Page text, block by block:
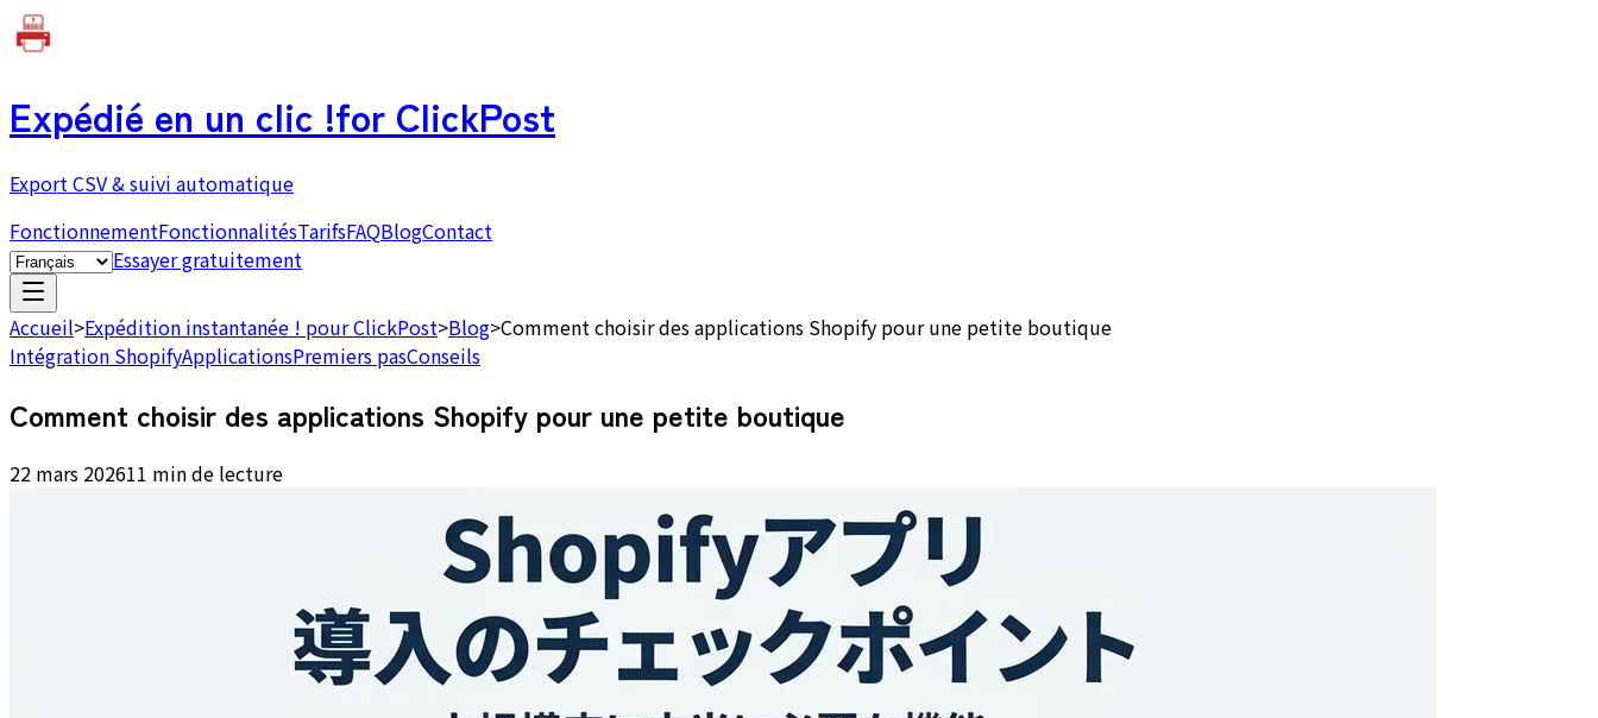
Expédié en un clic !for ClickPost
Export CSV & suivi automatique
FonctionnementFonctionnalitésTarifsFAQBlogContact
Essayer gratuitement
Accueil>Expédition instantanée ! pour ClickPost>Blog>Comment choisir des applications Shopify pour une petite boutique
Intégration ShopifyApplicationsPremiers pasConseils
Comment choisir des applications Shopify pour une petite boutique
22 mars 202611 min de lecture